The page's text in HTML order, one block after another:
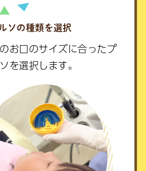
ソの種類を選択
お口のサイズに合ったプ
を選択します。